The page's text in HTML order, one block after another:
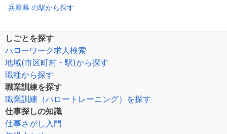
兵庫県 の駅から探す
しごとを探す
ハローワーク求人検索
地域(市区町村・駅)から探す
職種から探す
職業訓練を探す
職業訓練（ハロートレーニング）を探す
仕事探しの知識
仕事さがし入門